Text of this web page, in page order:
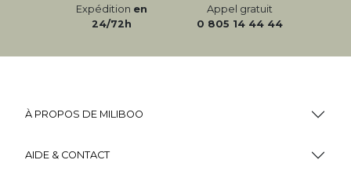
Expédition en
24/72h
Appel gratuit
0 805 14 44 44
À PROPOS DE MILIBOO
AIDE & CONTACT